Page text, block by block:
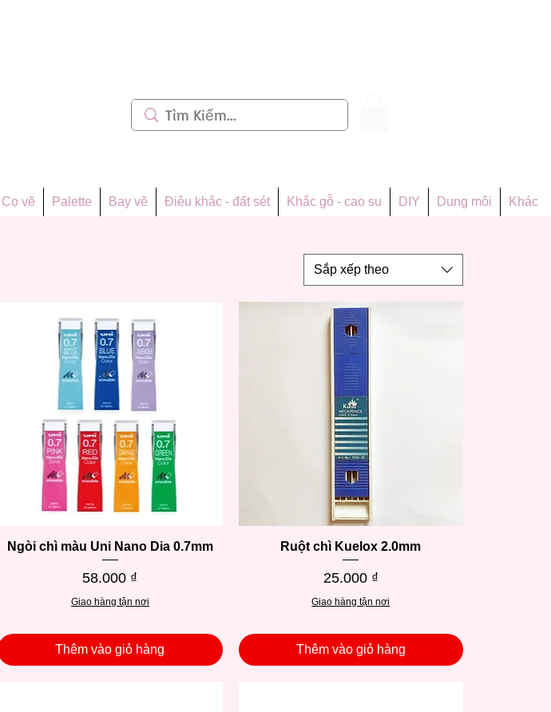
Cọ vẽ Palette Bay vẽ Điêu khắc - đất sét Khắc gỗ - cao su DIY Dung môi Khác
Sắp xếp theo
Xem nhanh
Ngòi chì màu Uni Nano Dia 0.7mm
Giá
58.000 ₫
Giao hàng tận nơi
Thêm vào giỏ hàng
Xem nhanh
Ruột chì Kuelox 2.0mm
Giá
25.000 ₫
Giao hàng tận nơi
Thêm vào giỏ hàng